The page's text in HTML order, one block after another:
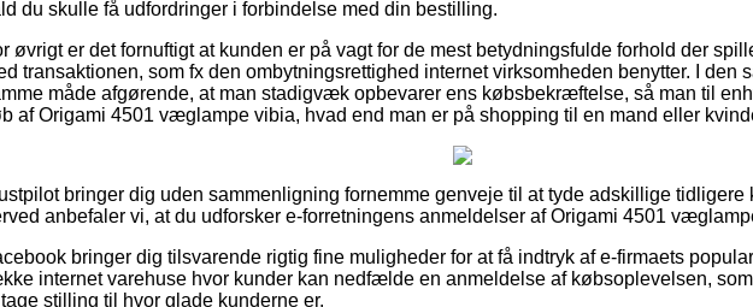
du skulle få udfordringer i forbindelse med din bestilling.
øvrigt er det fornuftigt at kunden er på vagt for de mest betydningsfulde forhold der
transaktionen, som fx den ombytningsrettighed internet virksomheden benytter. I den
måde afgørende, at man stadigvæk opbevarer ens købsbekræftelse, så man til
af Origami 4501 væglampe vibia, hvad end man er på shopping til en mand eller
bringer dig uden sammenligning fornemme genveje til at tyde adskillige tidligere
anbefaler vi, at du udforsker e-forretningens anmeldelser af Origami 4501
bringer dig tilsvarende rigtig fine muligheder for at få indtryk af e-firmaets
internet varehuse hvor kunder kan nedfælde en anmeldelse af købsoplevelsen, som
stilling til hvor glade kunderne er.